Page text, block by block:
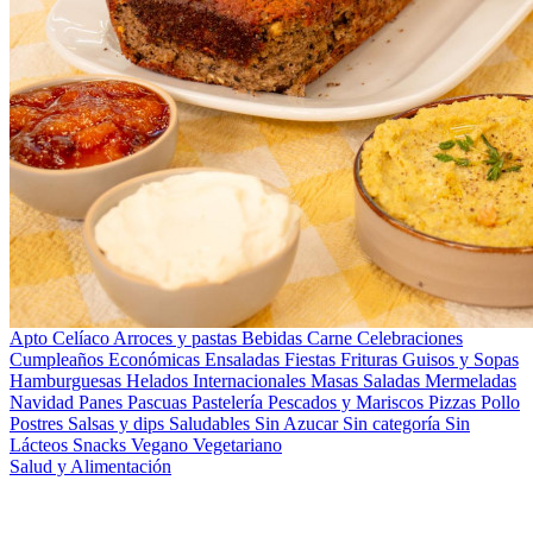
Apto Celíaco Arroces y pastas Bebidas Carne Celebraciones
Cumpleaños Económicas Ensaladas Fiestas Frituras Guisos y Sopas
Hamburguesas Helados Internacionales Masas Saladas Mermeladas
Navidad Panes Pascuas Pastelería Pescados y Mariscos Pizzas Pollo
Postres Salsas y dips Saludables Sin Azucar Sin categoría Sin
Lácteos Snacks Vegano Vegetariano
Salud y Alimentación